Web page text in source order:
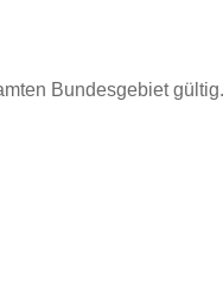
Bundesgebiet